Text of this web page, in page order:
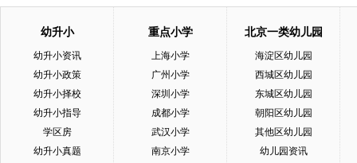
幼升小
幼升小资讯
幼升小政策
幼升小择校
幼升小指导
学区房
幼升小真题
重点小学
上海小学
广州小学
深圳小学
成都小学
武汉小学
南京小学
北京一类幼儿园
海淀区幼儿园
西城区幼儿园
东城区幼儿园
朝阳区幼儿园
其他区幼儿园
幼儿园资讯